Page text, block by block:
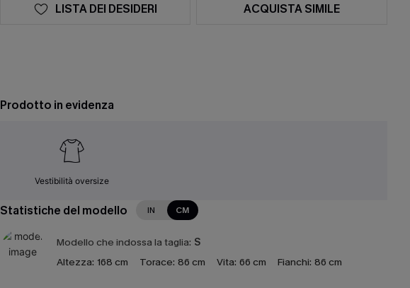
LISTA DEI DESIDERI ACQUISTA SIMILE
Prodotto in evidenza
Vestibilità oversize
Statistiche del modello IN CM
Modello che indossa la taglia: S
Altezza: 168 cm Torace: 86 cm Vita: 66 cm Fianchi: 86 cm